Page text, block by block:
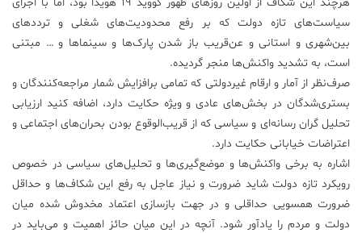
سیاست‌های تازه دولت که بر رفع محدودیت‌های شغلی و ترددهای
بین‌شهری و استانی و عن‌قریب باز شدن پارک‌ها و سینماها و … مبتنی
است، به تشدید واکنش‌ها منجر گردیده.
صرف‌نظر از آمار و ارقام غیردولتی که تمامی برافزایش شمار مراجعه‌کنندگان و
بستری‌شدگان در بخش‌های عادی و ویژه حکایت دارد، اضافه کنید ارزیابی
تحلیل گران رسانه‌ای و سیاسی که از قریب‌الوقوع بودن بحران‌های اجتماعی و
اعتراضات خیابانی حکایت دارد.
اشاره به برخی واکنش‌ها و موضع‌گیری‌ها و تحلیل‌های سیاسی در خصوص
رویکرد تازه دولت شاید ضرورت و نیاز عاجل به رفع این شکاف‌ها و حداقل
ضرورت همسویی حداقلی و در جهت بازسازی اعتماد مخدوش شده میان
دولت و مردم را یادآور شود. آنچه در این میان حائز اهمیت و می‌باید در